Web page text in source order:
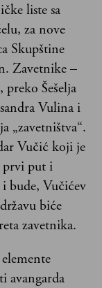
liste sa
za nove
Skupštine
Zavetnike –
Šešelja
Vulina i
„zavetništva“.
Vučić koji je
prvi put i
bude, Vučićev
biće
zavetnika.
avangarda